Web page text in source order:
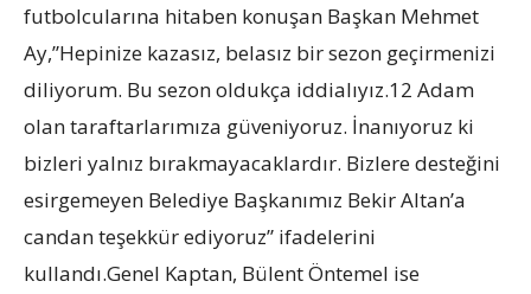
futbolcularına hitaben konuşan Başkan Mehmet
Ay,”Hepinize kazasız, belasız bir sezon geçirmenizi
diliyorum. Bu sezon oldukça iddialıyız.12 Adam
olan taraftarlarımıza güveniyoruz. İnanıyoruz ki
bizleri yalnız bırakmayacaklardır. Bizlere desteğini
esirgemeyen Belediye Başkanımız Bekir Altan’a
candan teşekkür ediyoruz” ifadelerini
kullandı.Genel Kaptan, Bülent Öntemel ise